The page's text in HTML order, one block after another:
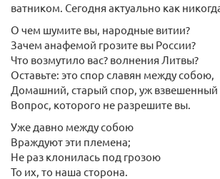
ватником. Сегодня актуально как
О чем шумите вы, народные витии?
Зачем анафемой грозите вы России?
Что возмутило вас? волнения Литвы?
Оставьте: это спор славян между собою,
Домашний, старый спор, уж взвешенный
Вопрос, которого не разрешите вы.
Уже давно между собою
Враждуют эти племена;
Не раз клонилась под грозою
То их, то наша сторона.